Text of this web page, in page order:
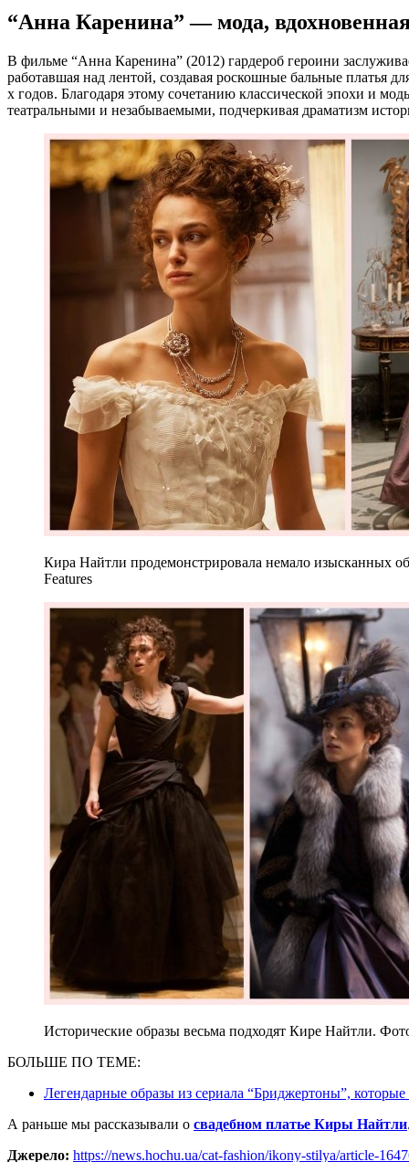
“Анна Каренина” — мода,
В фильме “Анна Каренина” (2012) гардероб героини
работавшая над лентой, создавая роскошные бальные платья
х годов. Благодаря этому сочетанию классической эпохи и
театральными и незабываемыми, подчеркивая драматизм
Кира Найтли продемонстрировала немало изысканных
Features
Исторические образы весьма подходят Кире Найтли.
БОЛЬШЕ ПО ТЕМЕ:
Легендарные образы из сериала “Бриджертоны”,
А раньше мы рассказывали о свадебном платье Киры Найтли
Джерело: https://news.hochu.ua/cat-fashion/ikony-stilya/article-